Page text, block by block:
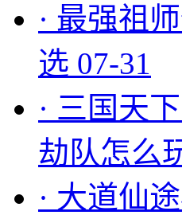
· 最强祖
选 07-31
· 三国天
劫队怎么
· 大道仙